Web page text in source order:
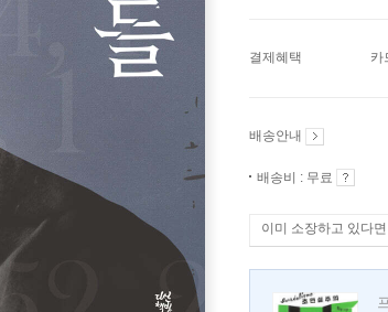
결제혜택 카
배송안내
배송비 : 무료
이미 소장하고 있다